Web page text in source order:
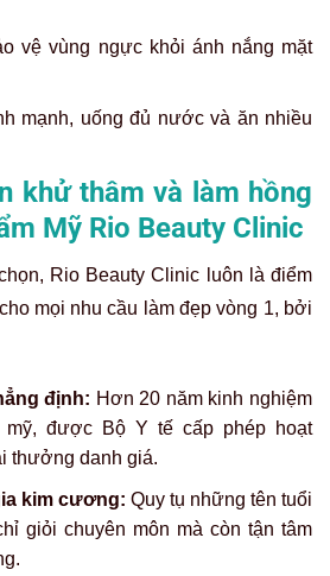
vệ vùng ngực khỏi ánh nắng mặt
mạnh, uống đủ nước và ăn nhiều
khử thâm và làm hồng
Mỹ Rio Beauty Clinic
Rio Beauty Clinic luôn là điểm
mọi nhu cầu làm đẹp vòng 1, bởi
định: Hơn 20 năm kinh nghiệm
mỹ, được Bộ Y tế cấp phép hoạt
thưởng danh giá.
kim cương: Quy tụ những tên tuổi
giỏi chuyên môn mà còn tận tâm